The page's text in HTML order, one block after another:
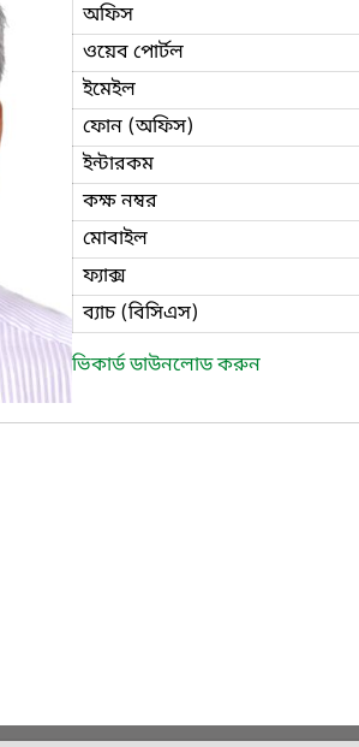
অফিস
ওয়েব পোর্টল
ইমেইল
ফোন (অফিস)
ইন্টারকম
কক্ষ নম্বর
মোবাইল
ফ্যাক্স
ব্যাচ (বিসিএস)
ভিকার্ড ডাউনলোড করুন